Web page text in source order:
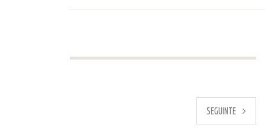
SEGUINTE